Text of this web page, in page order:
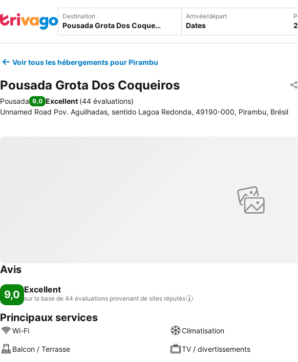
Destination Arrivée/départ
Dates
Voir tous les hébergements pour Pirambu
Pousada Grota Dos Coqueiros
Pousada 9,0 Excellent (44 évaluations)
Unnamed Road Pov. Aguilhadas, sentido Lagoa Redonda, 49190-000, Pirambu, Brésil
Avis
9,0 Excellent
sur la base de 44 évaluations provenant de sites réputés
Principaux services
Wi-Fi Climatisation
Balcon / Terrasse TV / divertissements